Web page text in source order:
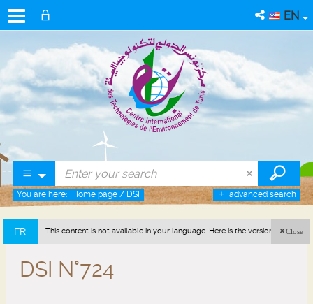
EN
advanced search
You are here: Home page / DSI
FR This content is not available in your language. Here is the version in french
Close
DSI N°724